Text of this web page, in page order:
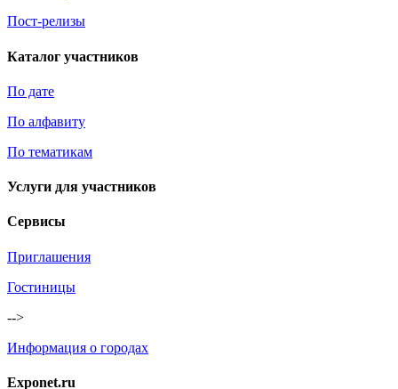
Пост-релизы
Каталог участников
По дате
По алфавиту
По тематикам
Услуги для участников
Сервисы
Приглашения
Гостиницы
-->
Информация о городах
Exponet.ru